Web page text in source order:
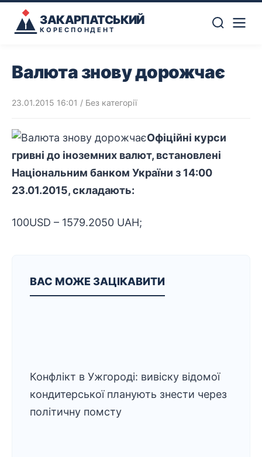
ЗАКАРПАТСЬКИЙ
КОРЕСПОНДЕНТ
Валюта знову дорожчає
23.01.2015 16:01 / Без категорії
Офіційні курси
гривні до іноземних валют, встановлені
Національним банком України з 14:00
23.01.2015, складають:
100USD – 1579.2050 UAH;
ВАС МОЖЕ ЗАЦІКАВИТИ
Конфлікт в Ужгороді: вивіску відомої
кондитерської планують знести через
політичну помсту